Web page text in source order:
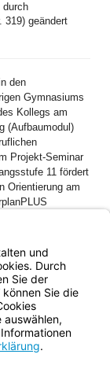
durch
319) geändert
den
Gymnasiums
Kollegs am
(Aufbaumodul)
Projekt-Seminar
11 fördert
Orientierung am
am Gymnasium.
und